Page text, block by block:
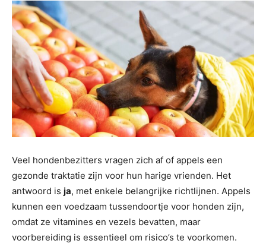
Veel hondenbezitters vragen zich af of appels een
gezonde traktatie zijn voor hun harige vrienden. Het
antwoord is ja, met enkele belangrijke richtlijnen. Appels
kunnen een voedzaam tussendoortje voor honden zijn,
omdat ze vitamines en vezels bevatten, maar
voorbereiding is essentieel om risico’s te voorkomen.